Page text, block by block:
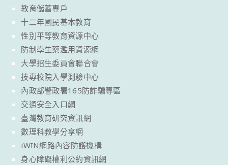
教育儲蓄專戶
十二年國民基本教育
性別平等教育資源中心
防制學生藥濫用資源網
大學招生委員會聯合會
技專校院入學測驗中心
內政部警政署165防詐騙專區
交通安全入口網
臺灣教育研究資訊網
數理科教學分享網
iWIN網路內容防護機構
身心障礙權利公約資訊網